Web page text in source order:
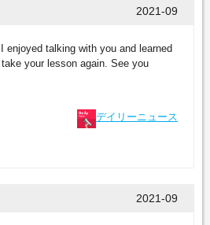
2021-09
enjoyed talking with you and learned
your lesson again. See you
デイリーニュース
2021-09